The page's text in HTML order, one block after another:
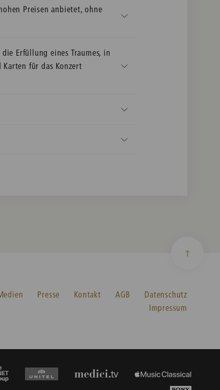
Preisen anbietet, ohne
Erfüllung eines Traumes, in
Karten für das Konzert
Presse Kontakt AGB
Datenschutz
Impressum